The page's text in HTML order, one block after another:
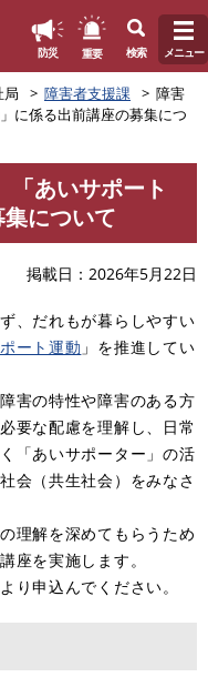
防災 重要 検索 メニュー
局 障害者支援課
障害
に係る出前講座の募集につ
あいサポート
について
掲載日 2026年5月22日
、だれもが暮らしやすい
ート運動 」を推進してい
害の特性や障害のある方
要な配慮を理解し、日常
「あいサポーター」の活
会（共生社会）をみなさ
理解を深めてもらうため
座を実施します。
り申込んでください。